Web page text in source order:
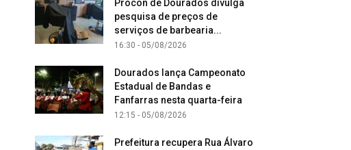
Procon de Dourados divulga
pesquisa de preços de
serviços de barbearia...
16:30 - 05/08/2026
Dourados lança Campeonato
Estadual de Bandas e
Fanfarras nesta quarta-feira
12:15 - 05/08/2026
Prefeitura recupera Rua Álvaro